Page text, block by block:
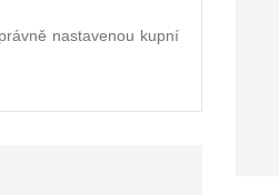
nastavenou kupní